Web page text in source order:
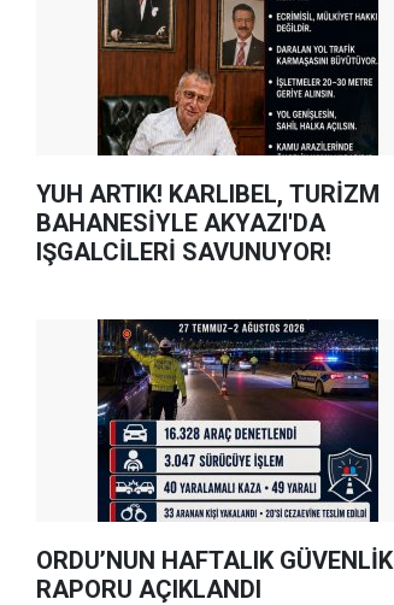
YUH ARTIK! KARLIBEL, TURİZM
BAHANESİYLE AKYAZI'DA
IŞGALCİLERİ SAVUNUYOR!
ORDU’NUN HAFTALIK GÜVENLİK
RAPORU AÇIKLANDI